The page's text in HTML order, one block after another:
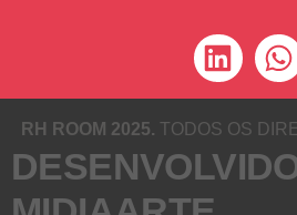
RH ROOM 2025. TODOS OS